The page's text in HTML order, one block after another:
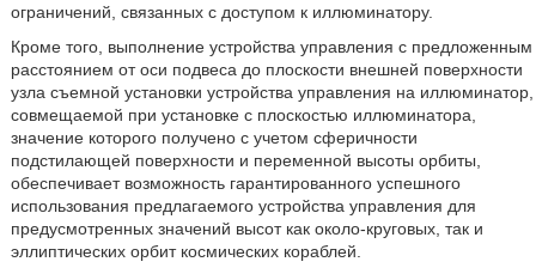
ограничений, связанных с доступом к иллюминатору.
Кроме того, выполнение устройства управления с предложенным
расстоянием от оси подвеса до плоскости внешней поверхности
узла съемной установки устройства управления на иллюминатор,
совмещаемой при установке с плоскостью иллюминатора,
значение которого получено с учетом сферичности
подстилающей поверхности и переменной высоты орбиты,
обеспечивает возможность гарантированного успешного
использования предлагаемого устройства управления для
предусмотренных значений высот как около-круговых, так и
эллиптических орбит космических кораблей.